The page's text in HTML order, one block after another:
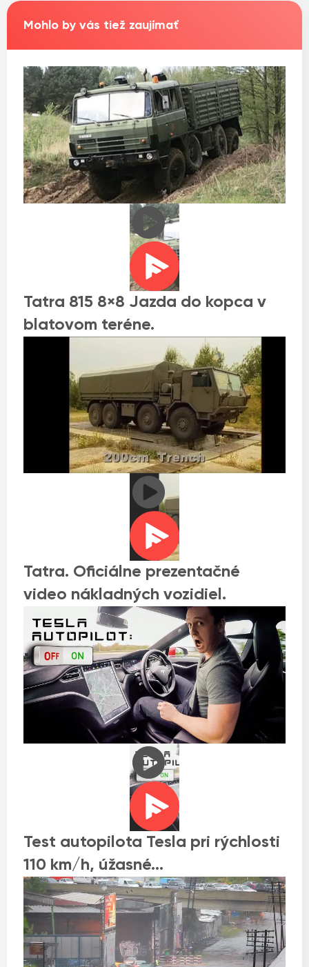
Mohlo by vás tiež zaujímať
Tatra 815 8×8 Jazda do kopca v
blatovom teréne.
Tatra. Oficiálne prezentačné
video nákladných vozidiel.
Test autopilota Tesla pri rýchlosti
110 km/h, úžasné…